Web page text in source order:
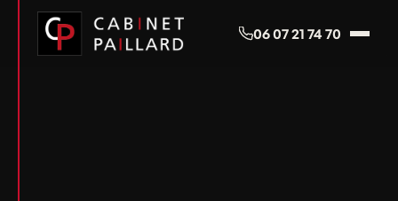
06 07 21 74 70
Panneau de gestion des cookies